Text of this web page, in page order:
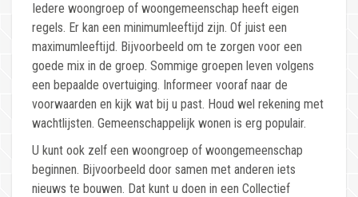
Iedere woongroep of woongemeenschap heeft eigen
regels. Er kan een minimumleeftijd zijn. Of juist een
maximumleeftijd. Bijvoorbeeld om te zorgen voor een
goede mix in de groep. Sommige groepen leven volgens
een bepaalde overtuiging. Informeer vooraf naar de
voorwaarden en kijk wat bij u past. Houd wel rekening met
wachtlijsten. Gemeenschappelijk wonen is erg populair.
U kunt ook zelf een woongroep of woongemeenschap
beginnen. Bijvoorbeeld door samen met anderen iets
nieuws te bouwen. Dat kunt u doen in een Collectief